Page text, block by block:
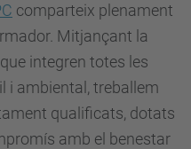
comparteix plenament
. Mitjançant la
integren totes les
i ambiental, treballem
qualificats, dotats
amb el benestar